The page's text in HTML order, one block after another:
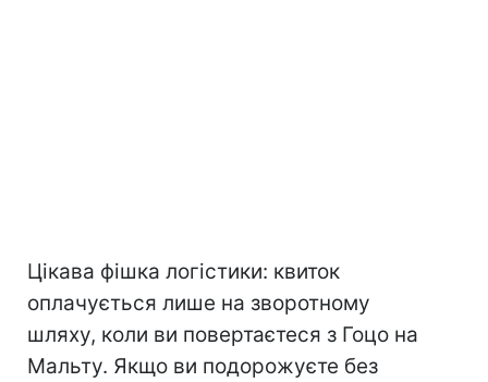
Цікава фішка логістики: квиток
оплачується лише на зворотному
шляху, коли ви повертаєтеся з Гоцо на
Мальту. Якщо ви подорожуєте без